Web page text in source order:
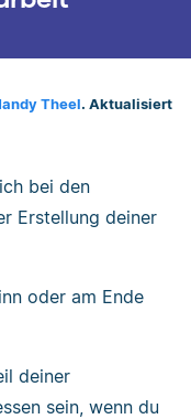
Theel. Aktualisiert
bei den
Erstellung deiner
oder am Ende
deiner
sein, wenn du